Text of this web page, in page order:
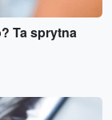
Ta sprytna